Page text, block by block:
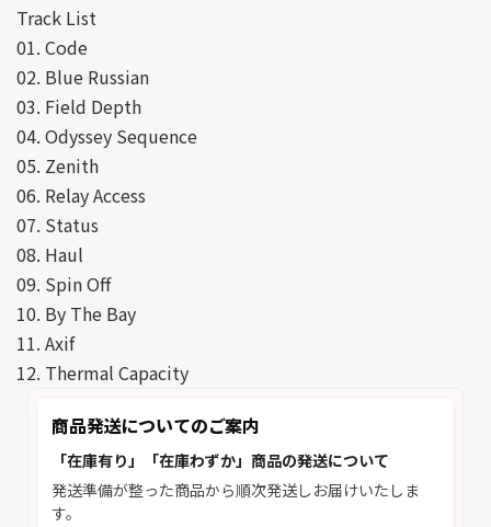
Track List
01. Code
02. Blue Russian
03. Field Depth
04. Odyssey Sequence
05. Zenith
06. Relay Access
07. Status
08. Haul
09. Spin Off
10. By The Bay
11. Axif
12. Thermal Capacity
商品発送についてのご案内
「在庫有り」「在庫わずか」商品の発送について
発送準備が整った商品から順次発送しお届けいたしま
す。